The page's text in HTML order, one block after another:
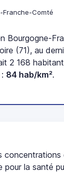
Franche-Comté
Bourgogne-
(71), au
2 168
84 hab/km².
concentrations
pour la santé